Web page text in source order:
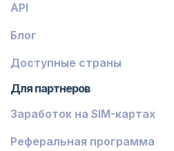
API
Блог
Доступные страны
Для партнеров
Заработок на SIM-картах
Реферальная программа